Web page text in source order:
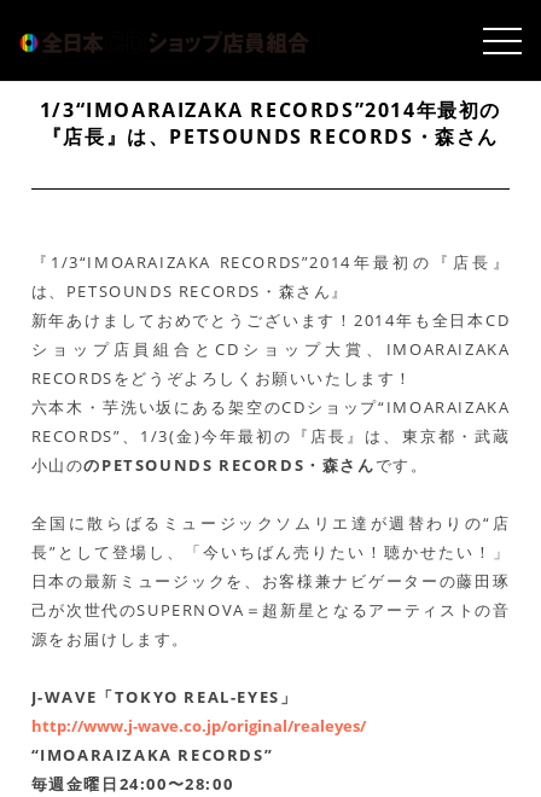
1/3“IMOARAIZAKA RECORDS”2014年最初の
『店長』は、PETSOUNDS RECORDS・森さん
『1/3“IMOARAIZAKA RECORDS”2014年最初の『店長』
は、PETSOUNDS RECORDS・森さん』
新年あけましておめでとうございます！2014年も全日本CD
ショップ店員組合とCDショップ大賞、IMOARAIZAKA
RECORDSをどうぞよろしくお願いいたします！
六本木・芋洗い坂にある架空のCDショップ“IMOARAIZAKA
RECORDS”、1/3(金)今年最初の『店長』は、東京都・武蔵
小山ののPETSOUNDS RECORDS・森さんです。
全国に散らばるミュージックソムリエ達が週替わりの“店
長”として登場し、「今いちばん売りたい！聴かせたい！」
日本の最新ミュージックを、お客様兼ナビゲーターの藤田琢
己が次世代のSUPERNOVA＝超新星となるアーティストの音
源をお届けします。
J-WAVE「TOKYO REAL-EYES」
http://www.j-wave.co.jp/original/realeyes/
“IMOARAIZAKA RECORDS”
毎週金曜日24:00〜28:00